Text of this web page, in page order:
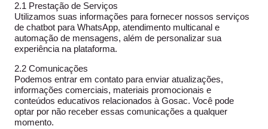
2.1 Prestação de Serviços
Utilizamos suas informações para fornecer nossos serviços
de chatbot para WhatsApp, atendimento multicanal e
automação de mensagens, além de personalizar sua
experiência na plataforma.
2.2 Comunicações
Podemos entrar em contato para enviar atualizações,
informações comerciais, materiais promocionais e
conteúdos educativos relacionados à Gosac. Você pode
optar por não receber essas comunicações a qualquer
momento.